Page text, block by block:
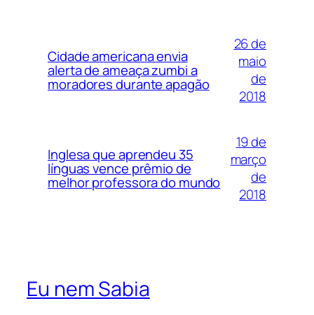
Cidade americana envia
alerta de ameaça zumbi a
moradores durante apagão
26 de
maio
de
2018
Inglesa que aprendeu 35
línguas vence prêmio de
melhor professora do mundo
19 de
março
de
2018
Eu nem Sabia